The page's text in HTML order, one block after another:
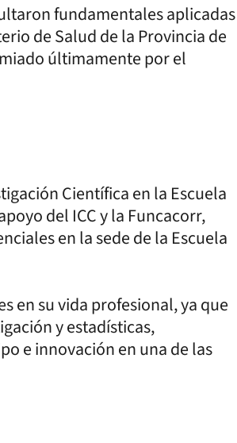
fundamentales aplicadas
de Salud de la Provincia de
últimamente por el
Científica en la Escuela
del ICC y la Funcacorr,
en la sede de la Escuela
en su vida profesional, ya que
y estadísticas,
e innovación en una de las